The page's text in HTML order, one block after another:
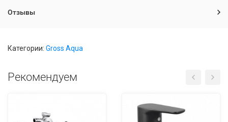
Отзывы
Категории: Gross Aqua
Рекомендуем